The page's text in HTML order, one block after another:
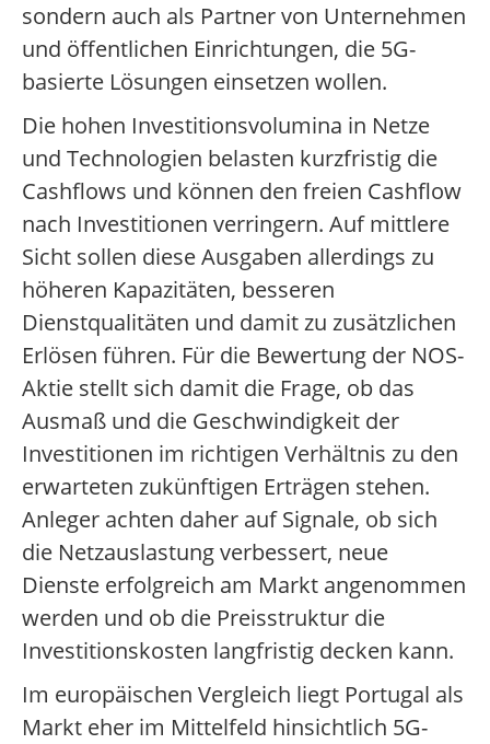
sondern auch als Partner von Unternehmen
und öffentlichen Einrichtungen, die 5G-
basierte Lösungen einsetzen wollen.
Die hohen Investitionsvolumina in Netze
und Technologien belasten kurzfristig die
Cashflows und können den freien Cashflow
nach Investitionen verringern. Auf mittlere
Sicht sollen diese Ausgaben allerdings zu
höheren Kapazitäten, besseren
Dienstqualitäten und damit zu zusätzlichen
Erlösen führen. Für die Bewertung der NOS-
Aktie stellt sich damit die Frage, ob das
Ausmaß und die Geschwindigkeit der
Investitionen im richtigen Verhältnis zu den
erwarteten zukünftigen Erträgen stehen.
Anleger achten daher auf Signale, ob sich
die Netzauslastung verbessert, neue
Dienste erfolgreich am Markt angenommen
werden und ob die Preisstruktur die
Investitionskosten langfristig decken kann.
Im europäischen Vergleich liegt Portugal als
Markt eher im Mittelfeld hinsichtlich 5G-